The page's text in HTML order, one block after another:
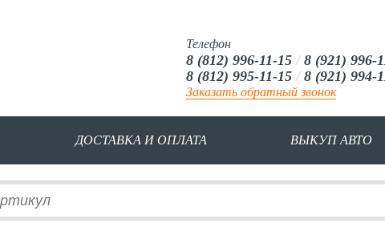
Телефон
8 (812) 996-11-15 / 8 (921) 996-
8 (812) 995-11-15 / 8 (921) 994-
Заказать обратный звонок
ДОСТАВКА И ОПЛАТА ВЫКУП АВТО